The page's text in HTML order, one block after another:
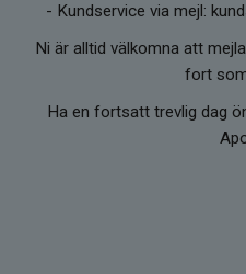
- Kundservice via mejl:
Ni är alltid välkomna att
fort
Ha en fortsatt trevlig dag